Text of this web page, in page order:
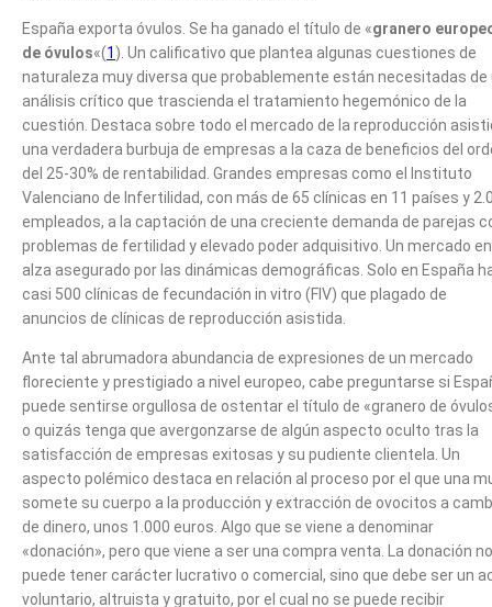
España exporta óvulos. Se ha ganado el título de «granero
de óvulos«(1 ). Un calificativo que plantea algunas cuestiones de
naturaleza muy diversa que probablemente están necesitadas de
análisis crítico que trascienda el tratamiento hegemónico de la
cuestión. Destaca sobre todo el mercado de la reproducción
una verdadera burbuja de empresas a la caza de beneficios del
del 25-30% de rentabilidad. Grandes empresas como el Instituto
Valenciano de Infertilidad, con más de 65 clínicas en 11 países y
empleados, a la captación de una creciente demanda de parejas
problemas de fertilidad y elevado poder adquisitivo. Un mercado en
alza asegurado por las dinámicas demográficas. Solo en España
casi 500 clínicas de fecundación in vitro (FIV) que plagado de
anuncios de clínicas de reproducción asistida.
Ante tal abrumadora abundancia de expresiones de un mercado
floreciente y prestigiado a nivel europeo, cabe preguntarse si
puede sentirse orgullosa de ostentar el título de «granero de
o quizás tenga que avergonzarse de algún aspecto oculto tras la
satisfacción de empresas exitosas y su pudiente clientela. Un
aspecto polémico destaca en relación al proceso por el que una
somete su cuerpo a la producción y extracción de ovocitos a
de dinero, unos 1.000 euros. Algo que se viene a denominar
«donación», pero que viene a ser una compra venta. La donación no
puede tener carácter lucrativo o comercial, sino que debe ser un
voluntario, altruista y gratuito, por el cual no se puede recibir